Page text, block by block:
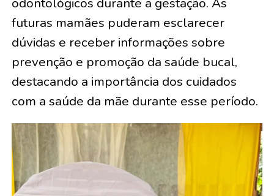
futuras mamães puderam esclarecer
dúvidas e receber informações sobre
prevenção e promoção da saúde bucal,
destacando a importância dos cuidados
com a saúde da mãe durante esse período.